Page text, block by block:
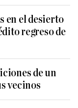
en el desierto
regreso de
de un
vecinos